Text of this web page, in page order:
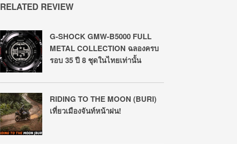
RELATED REVIEW
G-SHOCK GMW-B5000 FULL
METAL COLLECTION ฉลองครบ
รอบ 35 ปี 8 ชุดในไทยเท่านั้น
RIDING TO THE MOON (BURI)
เที่ยวเมืองจันท์หน้าฝน!